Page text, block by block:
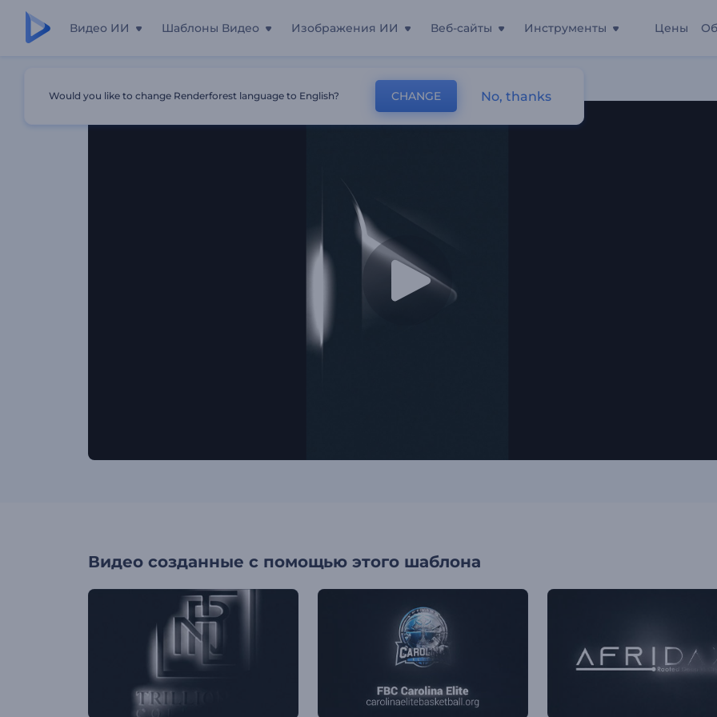
Видео ИИ Шаблоны Видео Изображения ИИ Веб-сайты Инструменты Цены
Логотип Кинематографическое Сияние
Видео созданные с помощью этого шаблона
Would you like to change Renderforest language to English? CHANGE No, thanks